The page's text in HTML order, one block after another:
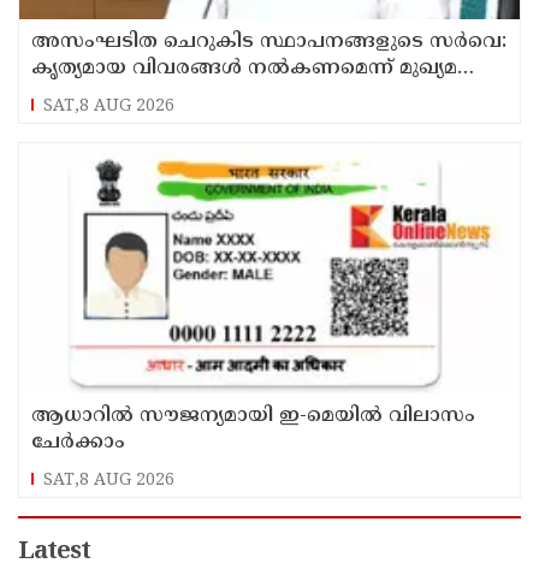
അസംഘടിത ചെറുകിട സ്ഥാപനങ്ങളുടെ സർവെ:
കൃത്യമായ വിവരങ്ങൾ നൽകണമെന്ന് മുഖ്യമന്ത്രി
വി ഡി സതീശൻ
SAT,8 AUG 2026
ആധാറിൽ സൗജന്യമായി ഇ-മെയിൽ വിലാസം
ചേർക്കാം
SAT,8 AUG 2026
Latest